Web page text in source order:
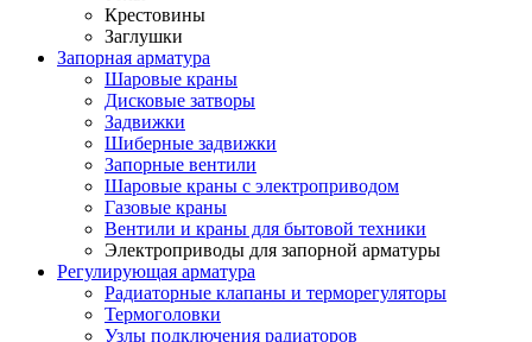
Крестовины
Заглушки
Запорная арматура
Шаровые краны
Дисковые затворы
Задвижки
Шиберные задвижки
Запорные вентили
Шаровые краны с электроприводом
Газовые краны
Вентили и краны для бытовой техники
Электроприводы для запорной арматуры
Регулирующая арматура
Радиаторные клапаны и терморегуляторы
Термоголовки
Узлы подключения радиаторов